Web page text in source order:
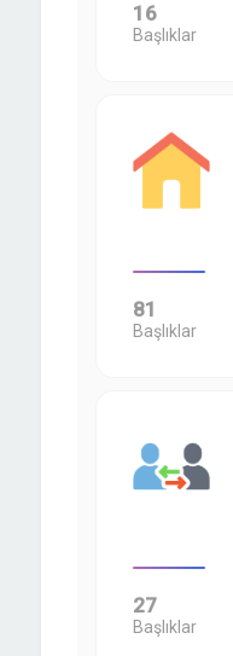
16
Başlıklar
81
Başlıklar
27
Başlıklar